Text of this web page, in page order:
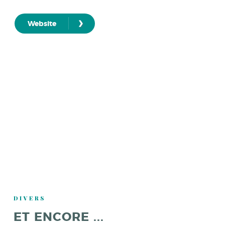
Website ›
DIVERS
ET ENCORE ...